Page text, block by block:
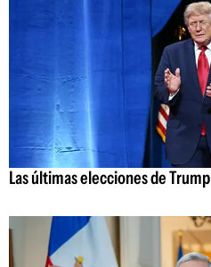
Las últimas elecciones de Trump